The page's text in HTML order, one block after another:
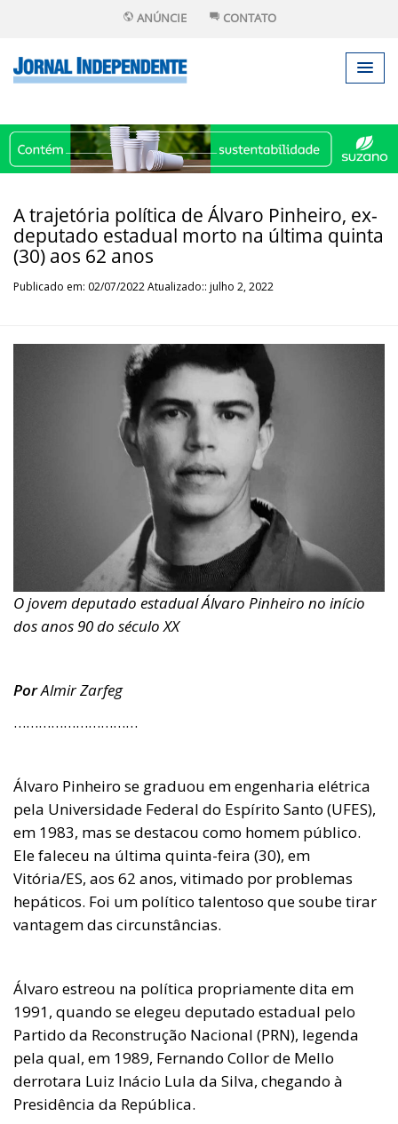
ANÚNCIE CONTATO
A trajetória política de Álvaro Pinheiro, ex-
deputado estadual morto na última quinta
(30) aos 62 anos
Publicado em: 02/07/2022 Atualizado:: julho 2, 2022
O jovem deputado estadual Álvaro Pinheiro no início
dos anos 90 do século XX
PorAlmir Zarfeg
…………………………
Álvaro Pinheiro se graduou em engenharia elétrica
pela Universidade Federal do Espírito Santo (UFES),
em 1983, mas se destacou como homem público.
Ele faleceu na última quinta-feira (30), em
Vitória/ES, aos 62 anos, vitimado por problemas
hepáticos. Foi um político talentoso que soube tirar
vantagem das circunstâncias.
Álvaro estreou na política propriamente dita em
1991, quando se elegeu deputado estadual pelo
Partido da Reconstrução Nacional (PRN), legenda
pela qual, em 1989, Fernando Collor de Mello
derrotara Luiz Inácio Lula da Silva, chegando à
Presidência da República.